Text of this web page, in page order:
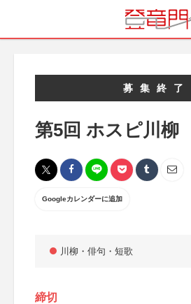
募集終了
第5回 ホスピ川柳
Googleカレンダーに追加
川柳・俳句・短歌
締切